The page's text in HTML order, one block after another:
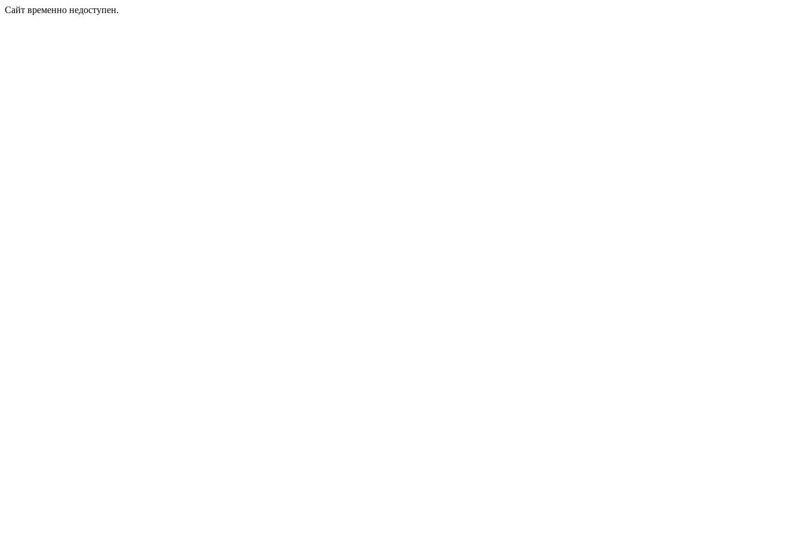
Сайт временно недоступен.